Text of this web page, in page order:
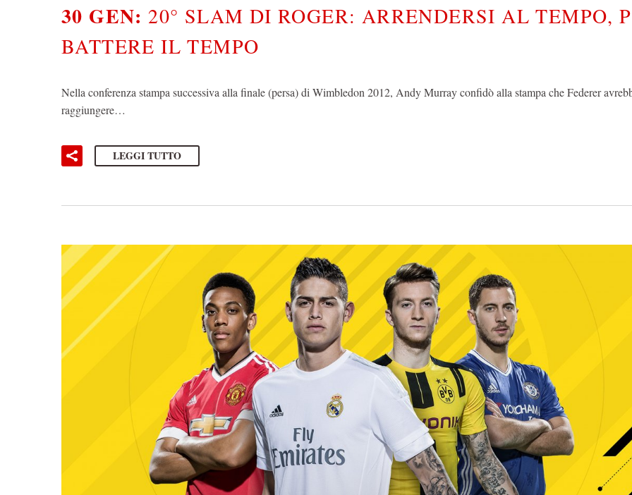
30 GEN: 20° SLAM DI ROGER: ARRENDERSI AL TEMPO,
BATTERE IL TEMPO
Nella conferenza stampa successiva alla finale (persa) di Wimbledon 2012, Andy Murray confidò alla stampa che Federer
raggiungere…
LEGGI TUTTO